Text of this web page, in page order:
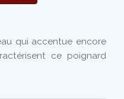
qui accentue encore
ce poignard